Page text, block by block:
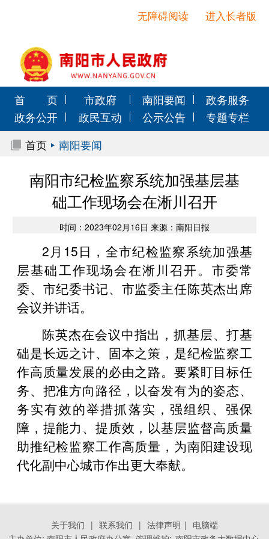
进入长者版
无障碍阅读
首 页 市政府 南阳要闻
政务服务
政务公开
政民互动 公示公告
专题专栏
首页
南阳要闻
南阳市纪检监察系统加强基层基
础工作现场会在淅川召开
时间：2023年02月16日 来源：南阳日报
2月15日，全市纪检监察系统加强基
层基础工作现场会在淅川召开。市委常
委、市纪委书记、市监委主任陈英杰出席
会议并讲话。
陈英杰在会议中指出，抓基层、打基
础是长远之计、固本之策，是纪检监察工
作高质量发展的必由之路。要紧盯目标任
务、把准方向路径，以奋发有为的姿态、
务实有效的举措抓落实，强组织、强保
障，提能力、提质效，以基层监督高质量
助推纪检监察工作高质量，为南阳建设现
代化副中心城市作出更大奉献。
关于我们 | 联系我们 | 法律声明 | 电脑端